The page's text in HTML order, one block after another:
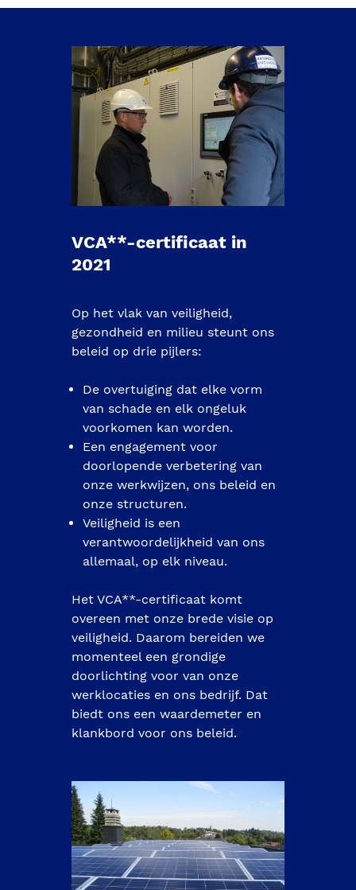
VCA**-certificaat in
2021
Op het vlak van veiligheid,
gezondheid en milieu steunt ons
beleid op drie pijlers:
De overtuiging dat elke vorm
van schade en elk ongeluk
voorkomen kan worden.
Een engagement voor
doorlopende verbetering van
onze werkwijzen, ons beleid en
onze structuren.
Veiligheid is een
verantwoordelijkheid van ons
allemaal, op elk niveau.
Het VCA**-certificaat komt
overeen met onze brede visie op
veiligheid. Daarom bereiden we
momenteel een grondige
doorlichting voor van onze
werklocaties en ons bedrijf. Dat
biedt ons een waardemeter en
klankbord voor ons beleid.